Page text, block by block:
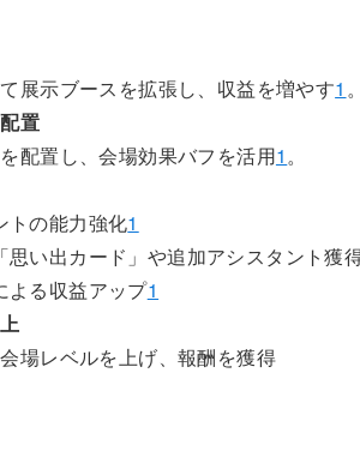
展示ブースを拡張し、収益を増やす1
置
配置し、会場効果バフを活用1 。
トの能力強化1
思い出カード」や追加アシスタント獲
よる収益アップ1
場レベルを上げ、報酬を獲得